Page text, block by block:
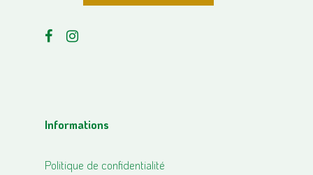
Informations
Politique de confidentialité